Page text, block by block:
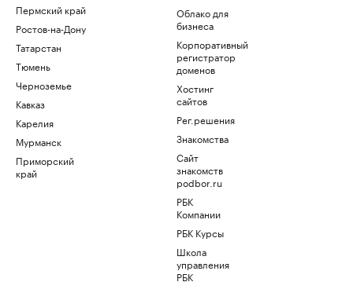
Пермский край
Ростов-на-Дону
Татарстан
Тюмень
Черноземье
Кавказ
Карелия
Мурманск
Приморский
край
Облако для
бизнеса
Корпоративный
регистратор
доменов
Хостинг
сайтов
Рег.решения
Знакомства
Сайт
знакомств
podbor.ru
РБК
Компании
РБК Курсы
Школа
управления
РБК